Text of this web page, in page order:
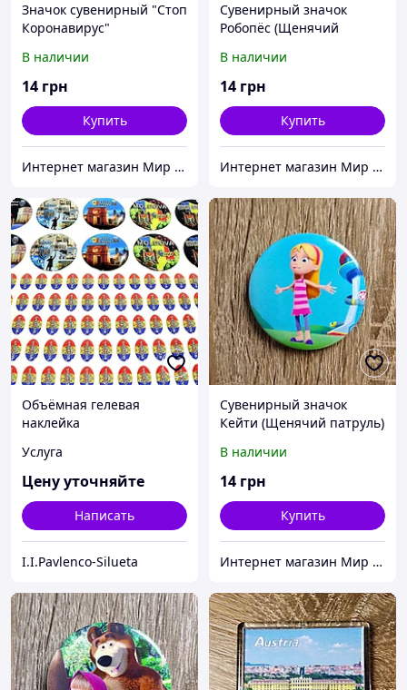
Значок сувенирный "Стоп
Коронавирус"
В наличии
14 грн
Купить
Интернет магазин Мир стендов. Товары из Украины
Сувенирный значок
Робопёс (Щенячий
В наличии
14 грн
Купить
Интернет магазин Мир стендов. Товары из Украины
Объёмная гелевая
наклейка
Услуга
Цену уточняйте
Написать
I.I.Pavlenco-Silueta
Сувенирный значок
Кейти (Щенячий патруль)
В наличии
14 грн
Купить
Интернет магазин Мир стендов. Товары из Украины